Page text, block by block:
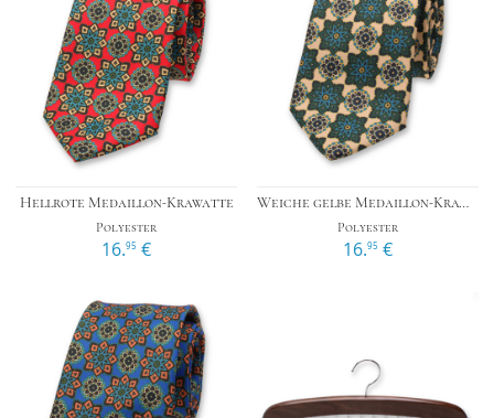
Hellrote Medaillon-Krawatte
Polyester
16.95 €
Weiche gelbe Medaillon-Krawatte
Polyester
16.95 €